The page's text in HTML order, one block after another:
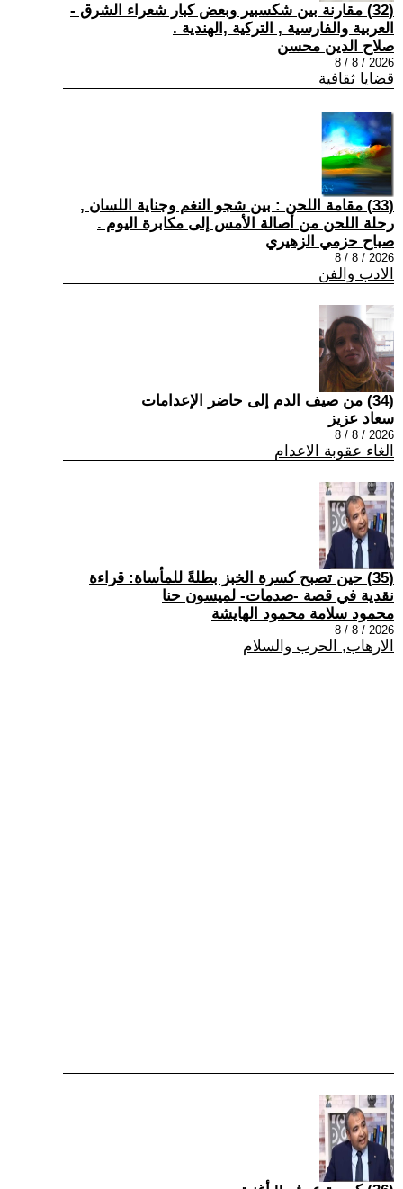
(32) مقارنة بين شكسبير وبعض كبار شعراء الشرق -
العربية والفارسية , التركية ,الهندية .
صلاح الدين محسن
2026 / 8 / 8
قضايا ثقافية
(33) مقامة اللحن : بين شجو النغم وجناية اللسان ,
رحلة اللحن من أصالة الأمس إلى مكابرة اليوم .
صباح حزمي الزهيري
2026 / 8 / 8
الادب والفن
(34) من صيف الدم إلى حاضر الإعدامات
سعاد عزيز
2026 / 8 / 8
الغاء عقوبة الاعدام
(35) حين تصبح كسرة الخبز بطلةً للمأساة: قراءة
نقدية في قصة -صدمات- لميسون حنا
محمود سلامة محمود الهايشة
2026 / 8 / 8
الارهاب, الحرب والسلام